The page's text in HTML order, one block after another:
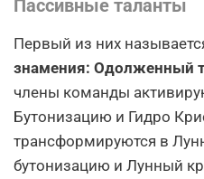
Пассивные таланты
Первый из них
знамения: Одолженный
члены команды
Бутонизацию и Гидро
трансформируются в
бутонизацию и Лунный